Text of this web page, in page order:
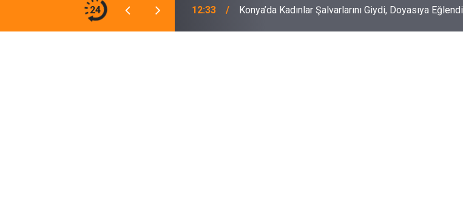
24
Daha Konforlu Hale Geliyor 12:33 Konya’da Kadınlar Şalvarlarını Giydi, Doyasıya Eğlendi